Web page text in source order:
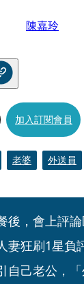
陳嘉玲
加入訂閱會員
老婆 外送員
後，會上評
妻狂刷1星負
自己老公，